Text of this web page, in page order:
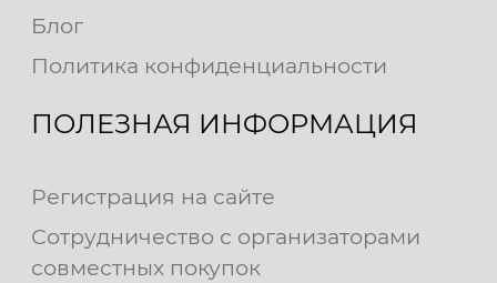
Блог
Политика конфиденциальности
ПОЛЕЗНАЯ ИНФОРМАЦИЯ
Регистрация на сайте
Сотрудничество с организаторами
совместных покупок